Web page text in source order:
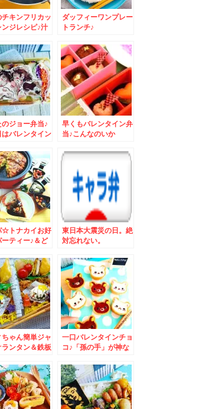
キンフリカッ
ジレシピ♪汁
に福岡コラボ
♪
ダッフィーワンプレー
トランチ♪
ジョー弁当♪
はバレンタイン
早くもバレンタイン弁
当♪こんなのいか
☆トナカイお好
ティー♪＆ど
(笑)
東日本大震災の日。絶
対忘れない。
ちゃん簡単ジャ
ランタン＆鉄板
き卵♪
一口バレンタインチョ
コ♪「孫の手」が神な